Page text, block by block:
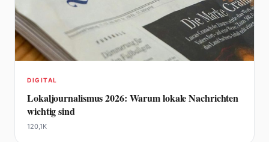
DIGITAL
Lokaljournalismus 2026: Warum lokale Nachrichten
wichtig sind
120,1K